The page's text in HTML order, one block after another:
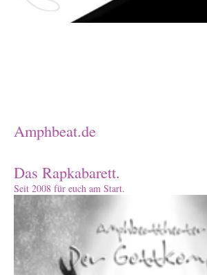
Amphbeat.de
Das Rapkabarett.
Seit 2008 für euch am Start.